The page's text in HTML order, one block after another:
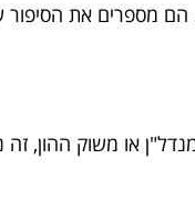
הם מספרים את
או משוק